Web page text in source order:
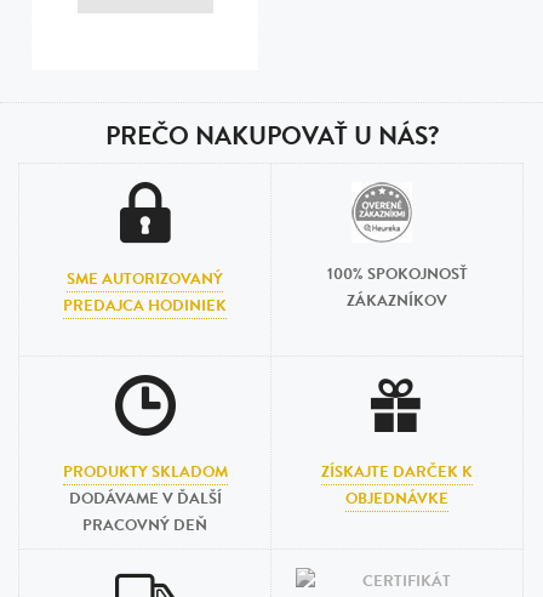
PREČO NAKUPOVAŤ U NÁS?
SME AUTORIZOVANÝ
PREDAJCA HODINIEK
100% SPOKOJNOSŤ
ZÁKAZNÍKOV
PRODUKTY SKLADOM
DODÁVAME V ĎALŠÍ
PRACOVNÝ DEŇ
ZÍSKAJTE DARČEK K
OBJEDNÁVKE